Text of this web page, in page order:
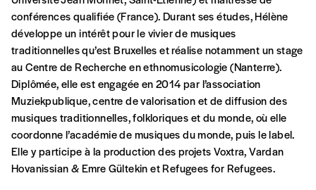
CONNEXION
Mot de passe oublié?
commande
A partir de 2021,Imag, le magazine de
l’interculturel,vous est proposé àPRIX LIBRE.
Le prix libre est un mode de fixation du prix
par l’acheteur d’un bien ou d’un service, qui
peut être une manière pour lui de payer le prix
qu’il estime juste. Dans l’objectif de rendre nos
activités et publications accessibles, et
d’affirmer notre attachement aux valeurs de
conférences qualifiée (France). Durant ses études, Hélène
développe un intérêt pour le vivier de musiques
traditionnelles qu’est Bruxelles et réalise notamment un stage
au Centre de Recherche en ethnomusicologie (Nanterre).
Diplômée, elle est engagée en 2014 par l’association
Muziekpublique, centre de valorisation et de diffusion des
musiques traditionnelles, folkloriques et du monde, où elle
coordonne l’académie de musiques du monde, puis le label.
Elle y participe à la production des projets Voxtra, Vardan
Hovanissian & Emre Gültekin et Refugees for Refugees.